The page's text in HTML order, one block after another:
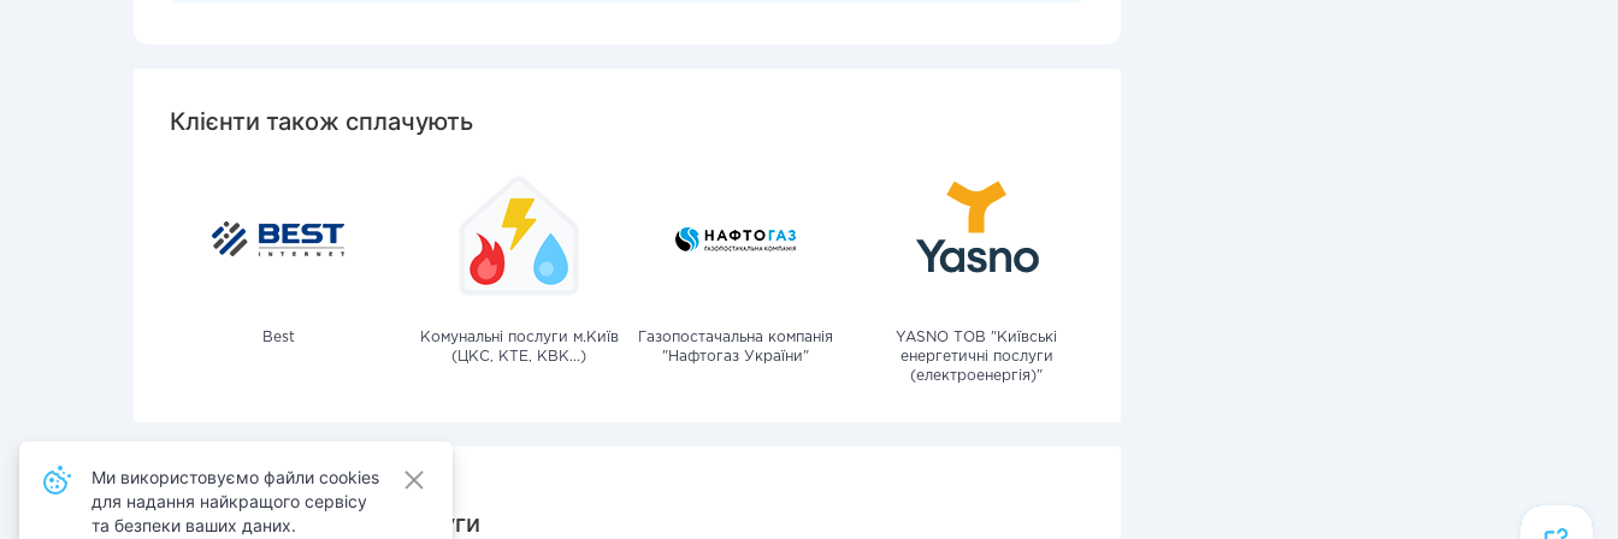
Клієнти також сплачують
Best
Комунальні послуги м.Київ
(ЦКС, КТЕ, КВК...)
Газопостачальна компанія
"Нафтогаз України"
YASNO ТОВ "Київські
енергетичні послуги
(електроенергія)"
Також сплачують послуги
Ми використовуємо файли cookies
для надання найкращого сервісу
та безпеки ваших даних.